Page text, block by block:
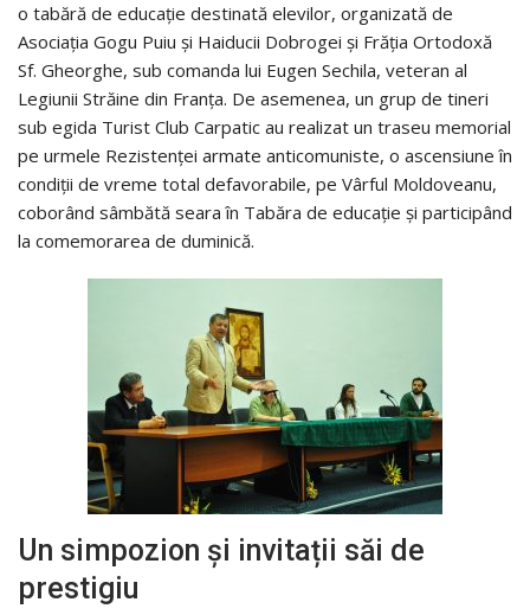
o tabără de educație destinată elevilor, organizată de
Asociația Gogu Puiu și Haiducii Dobrogei și Frăția Ortodoxă
Sf. Gheorghe, sub comanda lui Eugen Sechila, veteran al
Legiunii Străine din Franța. De asemenea, un grup de tineri
sub egida Turist Club Carpatic au realizat un traseu memorial
pe urmele Rezistenței armate anticomuniste, o ascensiune în
condiții de vreme total defavorabile, pe Vârful Moldoveanu,
coborând sâmbătă seara în Tabăra de educație și participând
la comemorarea de duminică.
Un simpozion și invitații săi de
prestigiu